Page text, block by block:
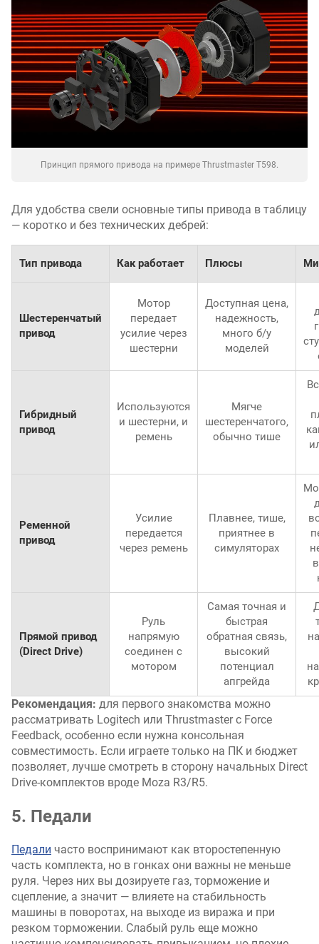
Принцип прямого привода на примере Thrustmaster T598.
Для удобства свели основные типы привода в таблицу
— коротко и без технических дебрей:
Тип привода Как работает Плюсы
Шестеренчатый
привод
Мотор
передает
усилие через
шестерни
Доступная цена,
надежность,
много б/у
моделей
Гибридный
привод
Используются
и шестерни, и
ремень
Мягче
шестеренчатого,
обычно тише
Ременной
привод
Усилие
передается
через ремень
Плавнее, тише,
приятнее в
симуляторах
Прямой привод
(Direct Drive)
Руль
напрямую
соединен с
мотором
Самая точная и
быстрая
обратная связь,
высокий
потенциал
апгрейда
Рекомендация: для первого знакомства можно
рассматривать Logitech или Thrustmaster с Force
Feedback, особенно если нужна консольная
совместимость. Если играете только на ПК и бюджет
позволяет, лучше смотреть в сторону начальных Direct
Drive-комплектов вроде Moza R3/R5.
5. Педали
Педали часто воспринимают как второстепенную
часть комплекта, но в гонках они важны не меньше
руля. Через них вы дозируете газ, торможение и
сцепление, а значит — влияете на стабильность
машины в поворотах, на выходе из виража и при
резком торможении. Слабый руль еще можно